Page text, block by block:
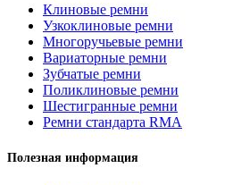
Клиновые ремни
Узкоклиновые ремни
Многоручьевые ремни
Вариаторные ремни
Зубчатые ремни
Поликлиновые ремни
Шестигранные ремни
Ремни стандарта RMA
Полезная информация